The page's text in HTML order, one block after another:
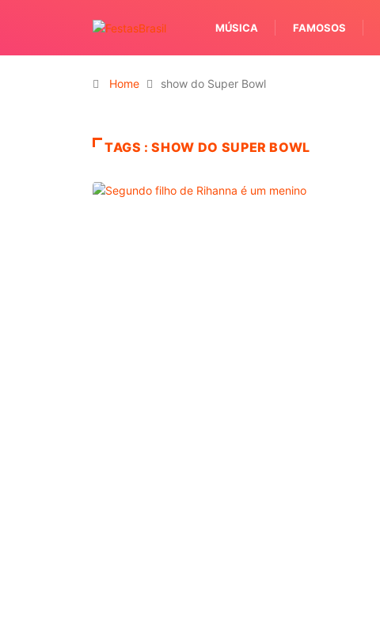
MÚSICA FAMOSOS
Home show do Super Bowl
TAGS : SHOW DO SUPER BOWL